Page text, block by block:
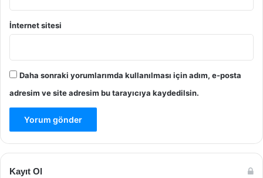
İnternet sitesi
Daha sonraki yorumlarımda kullanılması için adım, e-posta
adresim ve site adresim bu tarayıcıya kaydedilsin.
Kayıt Ol